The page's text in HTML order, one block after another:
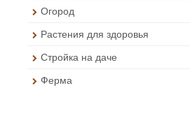
Огород
Растения для здоровья
Стройка на даче
Ферма